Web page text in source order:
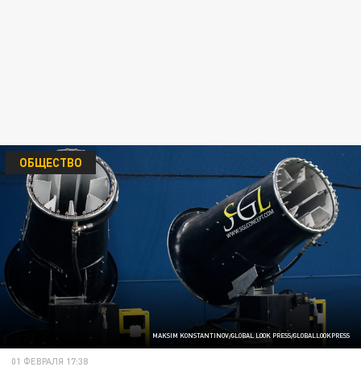
MAKSIM KONSTANTINOV/GLOBAL LOOK PRESS/GLOBALLOOKPRESS
ОБЩЕСТВО
01 ФЕВРАЛЯ 17:38